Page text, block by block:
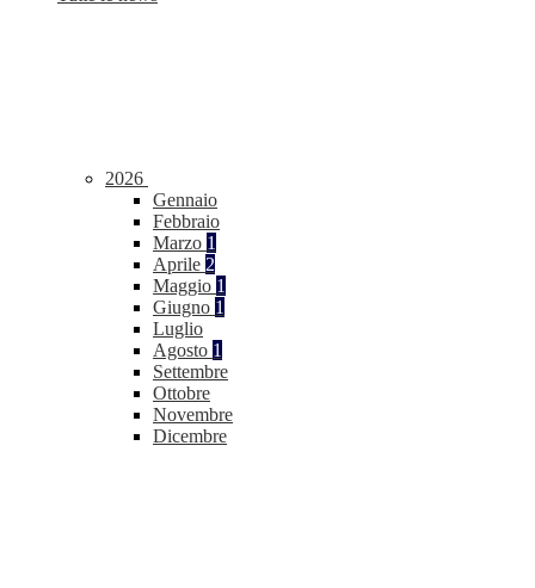
2026
Gennaio
Febbraio
Marzo 1
Aprile 2
Maggio 1
Giugno 1
Luglio
Agosto 1
Settembre
Ottobre
Novembre
Dicembre